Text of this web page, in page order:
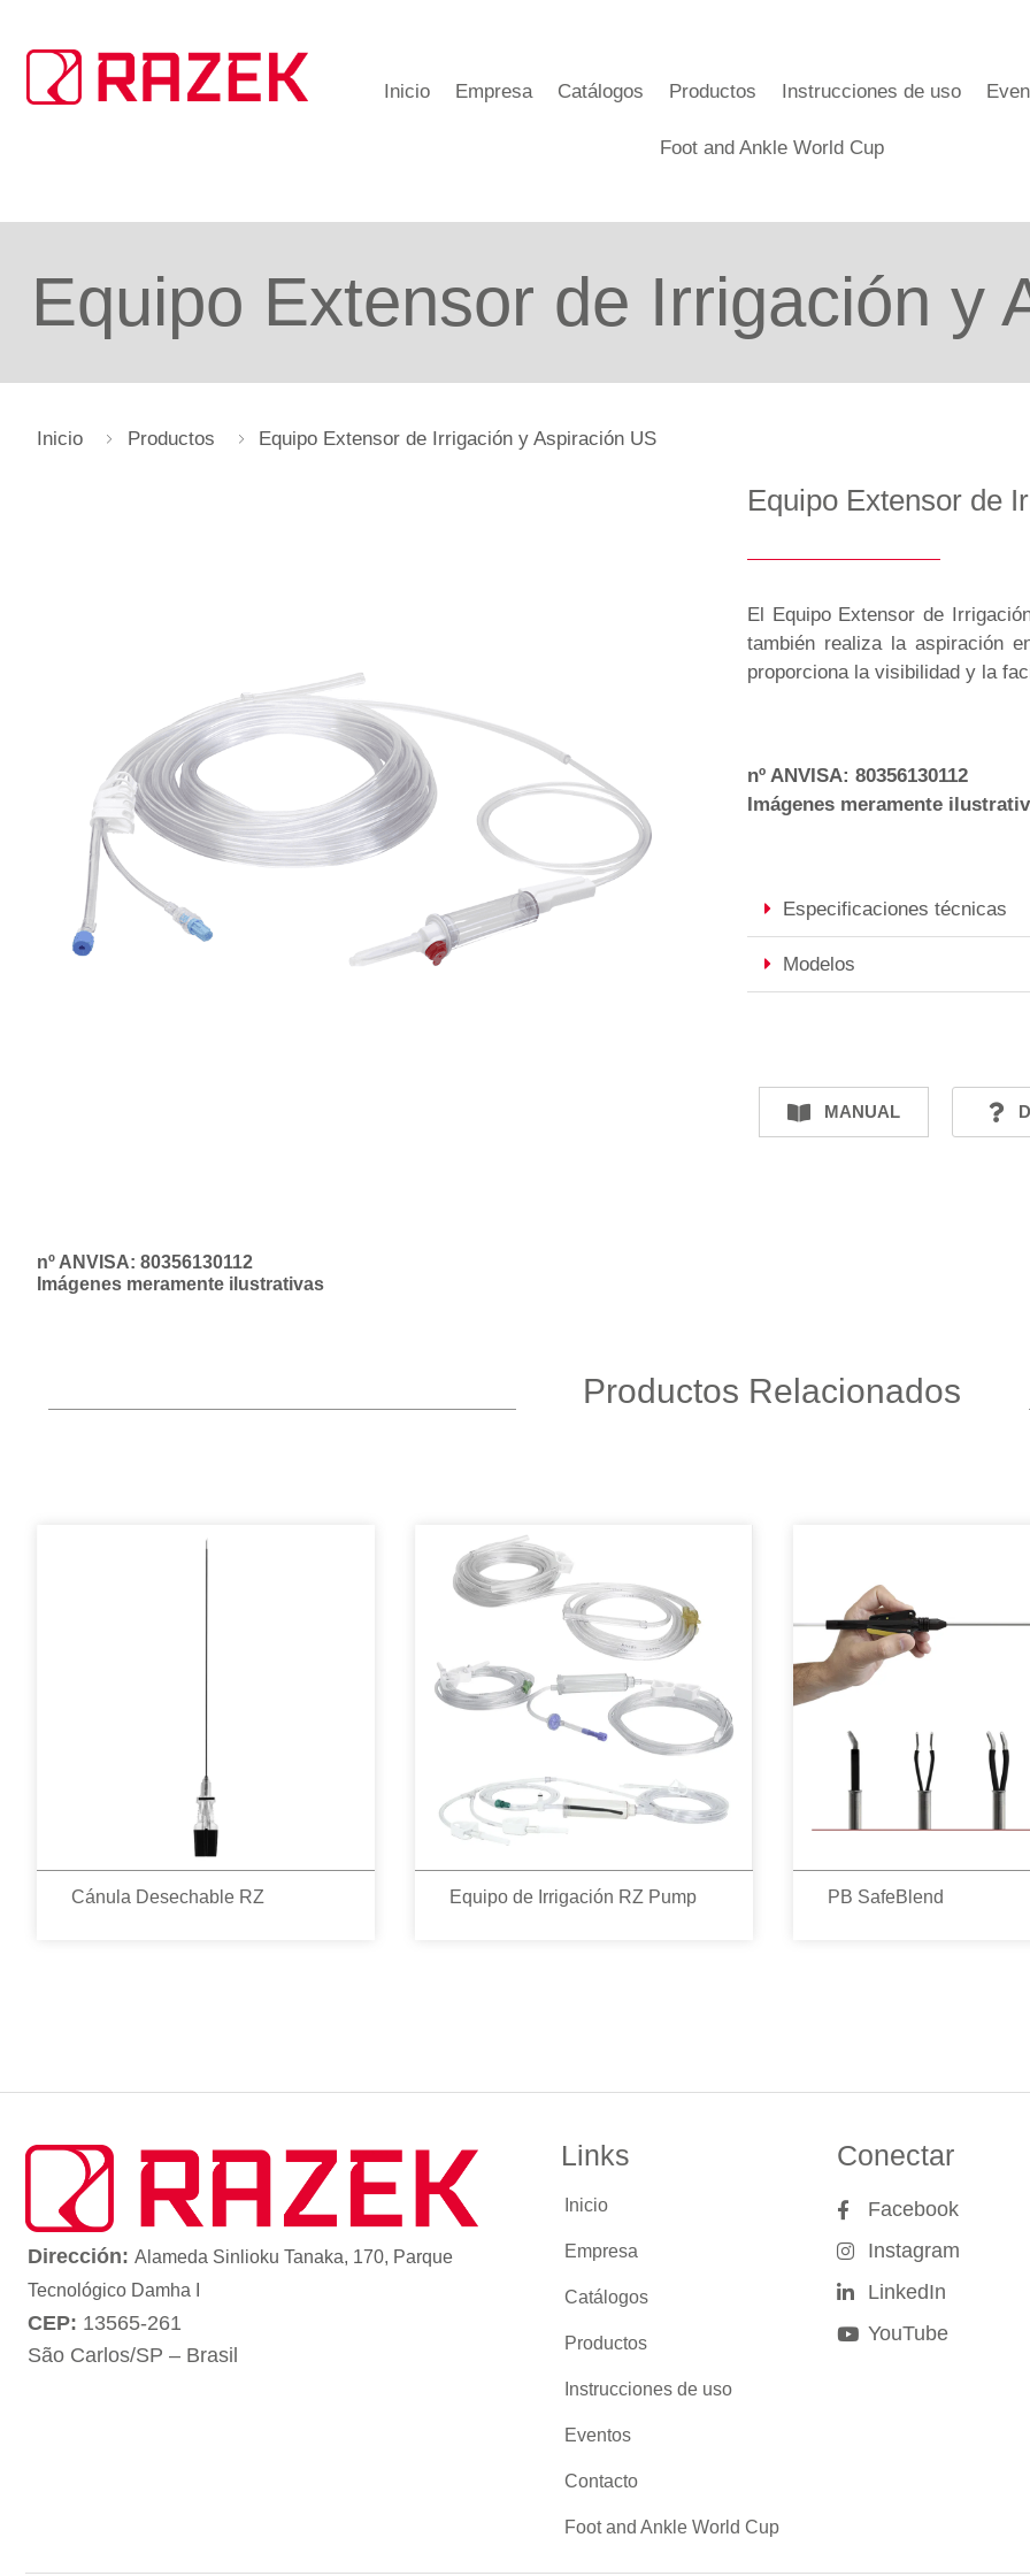
Inicio Empresa Catálogos Productos Instrucciones de uso
Foot and Ankle World Cup
Equipo Extensor de Irrigación y
Inicio Productos Equipo Extensor de Irrigación y Aspiración US
nº ANVISA: 80356130112
Imágenes meramente ilustrativas
Equipo Extensor de
El Equipo Extensor de
también realiza la aspiración
proporciona la visibilidad y la
nº ANVISA: 80356130112
Imágenes meramente
Especificaciones técnicas
Modelos
MANUAL
Productos Relacionados
Cánula Desechable RZ Equipo de Irrigación RZ Pump PB SafeBlend
Dirección: Alameda Sinlioku Tanaka, 170, Parque
Tecnológico Damha I
CEP: 13565-261
São Carlos/SP – Brasil
Links
Inicio
Empresa
Catálogos
Productos
Instrucciones de uso
Eventos
Contacto
Foot and Ankle World Cup
Conectar
Facebook
Instagram
LinkedIn
YouTube